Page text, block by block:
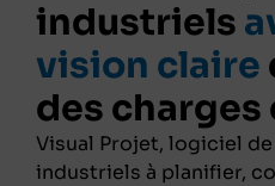
industriels
vision claire
des charges
Visual Projet, logiciel
industriels à planifier,